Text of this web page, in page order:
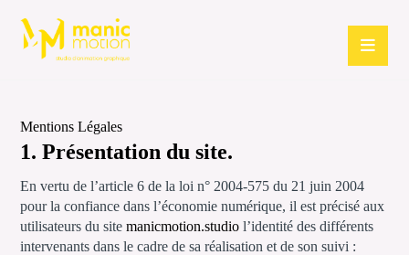
Mentions Légales
1. Présentation du site.
En vertu de l’article 6 de la loi n° 2004-575 du 21 juin 2004
pour la confiance dans l’économie numérique, il est précisé aux
utilisateurs du sitemanicmotion.studio l’identité des différents
intervenants dans le cadre de sa réalisation et de son suivi :